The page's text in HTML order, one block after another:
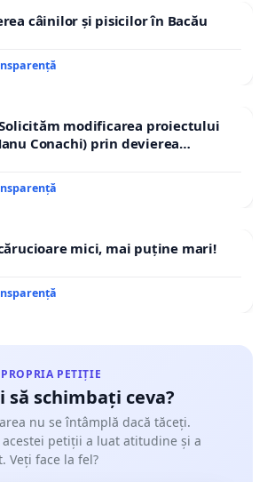
câinilor și pisicilor în Bacău
modificarea proiectului
Conachi) prin devierea
localităților!
mici, mai puține mari!
PETIȚIE
să schimbați ceva?
nu se întâmplă dacă tăceți.
petiții a luat atitudine și a
Veți face la fel?